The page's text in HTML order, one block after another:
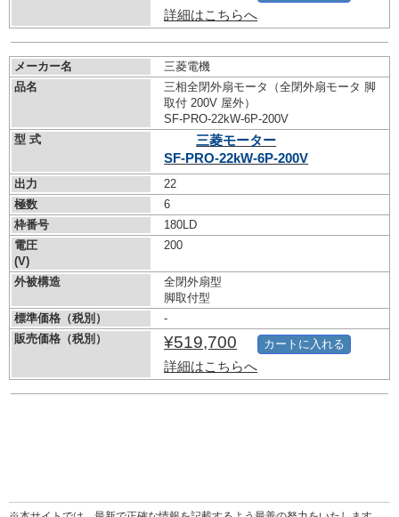
詳細はこちらへ
メーカー名
三菱電機
品名
三相全閉外扇モータ（全閉外扇モータ 脚
取付 200V 屋外）
SF-PRO-22kW-6P-200V
型 式
三菱モーター
SF-PRO-22kW-6P-200V
出力
22
極数
6
枠番号
180LD
電圧
(V)
200
外被構造
全閉外扇型
脚取付型
標準価格（税別）
-
販売価格（税別）
¥519,700
詳細はこちらへ
カートに入れる